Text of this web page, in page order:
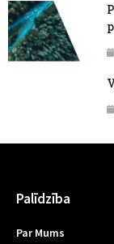
Palīdzība
Par Mums